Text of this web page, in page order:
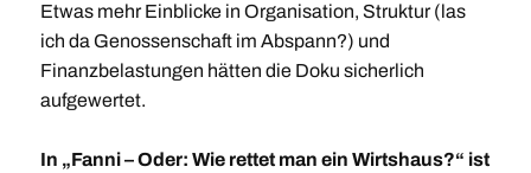
Etwas mehr Einblicke in Organisation, Struktur (las
ich da Genossenschaft im Abspann?) und
Finanzbelastungen hätten die Doku sicherlich
aufgewertet.
In „Fanni – Oder: Wie rettet man ein Wirtshaus?“ ist